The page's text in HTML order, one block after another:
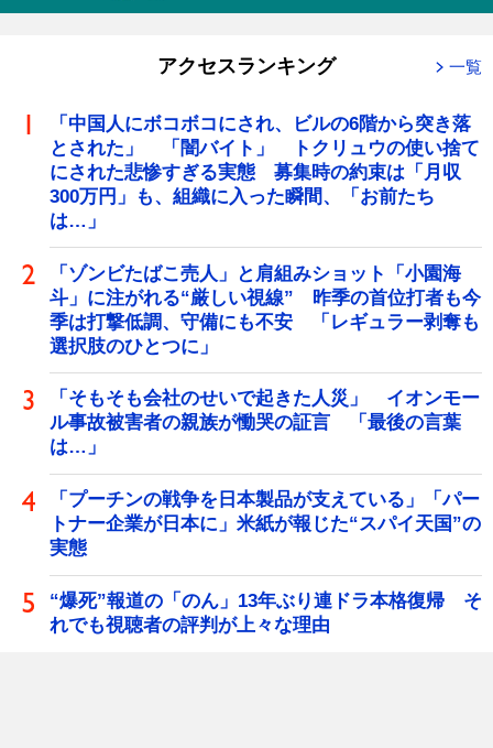
アクセスランキング 一覧
「中国人にボコボコにされ、ビルの6階から突き落
とされた」 「闇バイト」 トクリュウの使い捨て
にされた悲惨すぎる実態 募集時の約束は「月収
300万円」も、組織に入った瞬間、「お前たち
は…」
「ゾンビたばこ売人」と肩組みショット「小園海
斗」に注がれる“厳しい視線” 昨季の首位打者も今
季は打撃低調、守備にも不安 「レギュラー剥奪も
選択肢のひとつに」
「そもそも会社のせいで起きた人災」 イオンモー
ル事故被害者の親族が慟哭の証言 「最後の言葉
は…」
「プーチンの戦争を日本製品が支えている」「パー
トナー企業が日本に」米紙が報じた“スパイ天国”の
実態
“爆死”報道の「のん」13年ぶり連ドラ本格復帰 そ
れでも視聴者の評判が上々な理由